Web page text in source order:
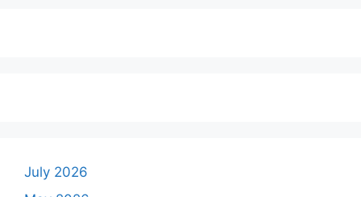
July 2026